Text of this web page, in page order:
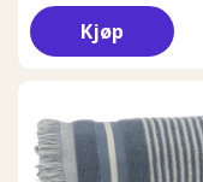
Kjøp